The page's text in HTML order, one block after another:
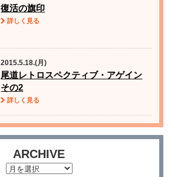
復活の旗印
詳しく見る
2015.5.18.(月)
尾道レトロスペクティブ・アゲイン
その2
詳しく見る
ARCHIVE